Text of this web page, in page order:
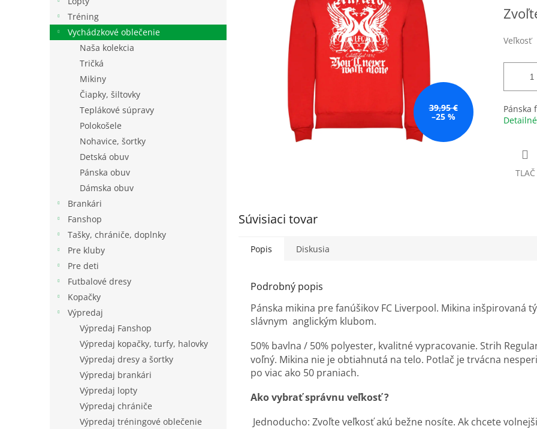
Tréning
Vychádzkové oblečenie
Naša kolekcia
Tričká
Mikiny
Čiapky, šiltovky
Teplákové súpravy
Polokošele
Nohavice, šortky
Detská obuv
Pánska obuv
Dámska obuv
Brankári
Fanshop
Tašky, chrániče, doplnky
Pre kluby
Pre deti
Futbalové dresy
Kopačky
Výpredaj
Výpredaj Fanshop
Výpredaj kopačky, turfy, halovky
Výpredaj dresy a šortky
Výpredaj brankári
Výpredaj lopty
Výpredaj chrániče
Výpredaj tréningové oblečenie
hviezdičiek.
39,95 €
–25 %
cena:
Veľkosť
Pánska
TLAČ
Súvisiaci tovar
Popis Diskusia
Podrobný popis
Pánska mikina pre fanúšikov FC Liverpool. Mikina inšpirovaná
slávnym anglickým klubom.
50% bavlna / 50% polyester, kvalitné vypracovanie. Strih
voľný. Mikina nie je obtiahnutá na telo. Potlač je trvácna
po viac ako 50 praniach.
Ako vybrať správnu veľkosť ?
Jednoducho: Zvoľte veľkosť akú bežne nosíte. Ak chcete